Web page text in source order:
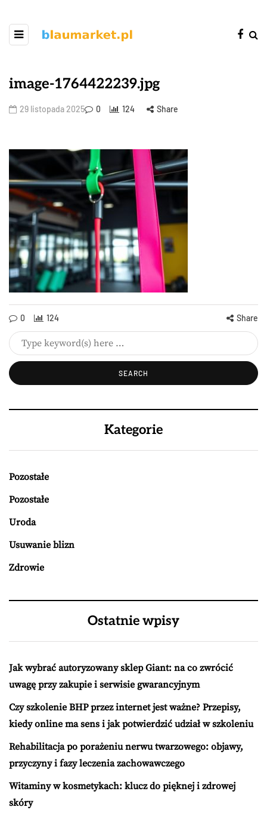
image-1764422239.jpg
29 listopada 2025 0 124 Share
0 124 Share
Kategorie
Pozostałe
Pozostałe
Uroda
Usuwanie blizn
Zdrowie
Ostatnie wpisy
Jak wybrać autoryzowany sklep Giant: na co zwrócić
uwagę przy zakupie i serwisie gwarancyjnym
Czy szkolenie BHP przez internet jest ważne? Przepisy,
kiedy online ma sens i jak potwierdzić udział w szkoleniu
Rehabilitacja po porażeniu nerwu twarzowego: objawy,
przyczyny i fazy leczenia zachowawczego
Witaminy w kosmetykach: klucz do pięknej i zdrowej
skóry